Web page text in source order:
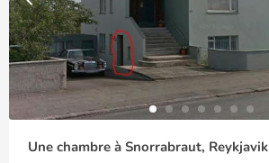
Une chambre à Snorrabraut, Reykjavik